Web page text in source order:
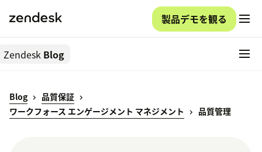
製品デモを観る
Zendesk Blog
Blog
品質保証
ワークフォース エンゲージメント マネジメント
品質管理